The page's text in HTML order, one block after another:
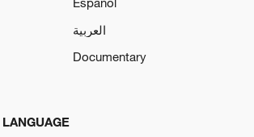
العربية
Documentary